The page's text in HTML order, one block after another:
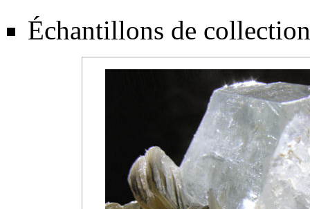
Échantillons de